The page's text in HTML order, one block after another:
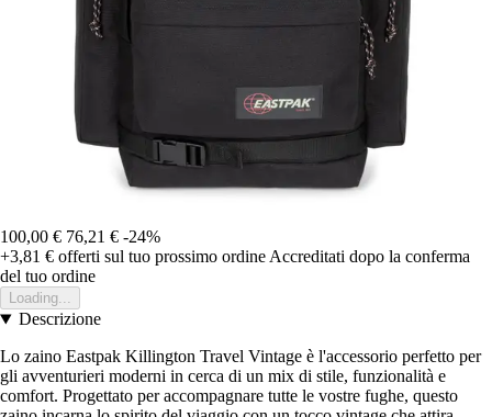
100,00 € 76,21 € -24%
+3,81 € offerti sul tuo prossimo ordine Accreditati dopo la conferma
del tuo ordine
Loading...
Descrizione
Lo zaino Eastpak Killington Travel Vintage è l'accessorio perfetto per
gli avventurieri moderni in cerca di un mix di stile, funzionalità e
comfort. Progettato per accompagnare tutte le vostre fughe, questo